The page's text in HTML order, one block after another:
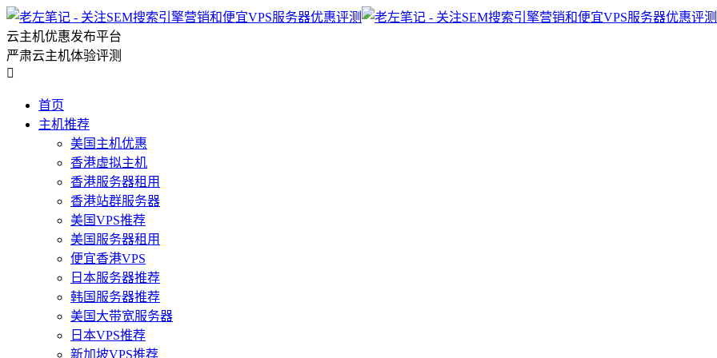
云主机优惠发布平台
严肃云主机体验评测

首页
主机推荐
美国主机优惠
香港虚拟主机
香港服务器租用
香港站群服务器
美国VPS推荐
美国服务器租用
便宜香港VPS
日本服务器推荐
韩国服务器推荐
美国大带宽服务器
日本VPS推荐
新加坡VPS推荐